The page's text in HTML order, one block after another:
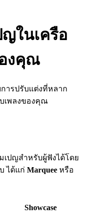
ในเครือ
งคุณ
ารปรับแต่งที่หลาก
เพลงของคุณ
ปญสำหรับผู้ฟังได้โดย
ได้แก่ Marquee หรือ
Showcase